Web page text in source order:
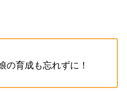
の育成も忘れずに！